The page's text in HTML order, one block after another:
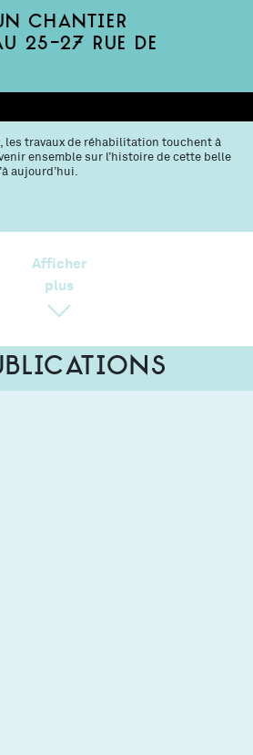
chantier
25-27 rue de
les travaux de réhabilitation touchent à
ensemble sur l’histoire de cette belle
aujourd’hui.
Afficher
plus